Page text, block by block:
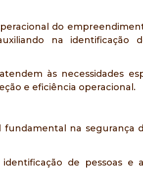
do
na identificação
às necessidades
e eficiência operacional.
fundamental na segurança
de pessoas e